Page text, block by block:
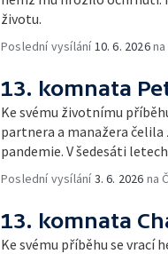
životu.
Poslední vysílání10. 6. 2026na
13. komnata
Ke svému životnímu
partnera a manažera
pandemie. V šedesáti
Poslední vysílání3. 6. 2026 na
13. komnata
Ke svému příběhu se vrací